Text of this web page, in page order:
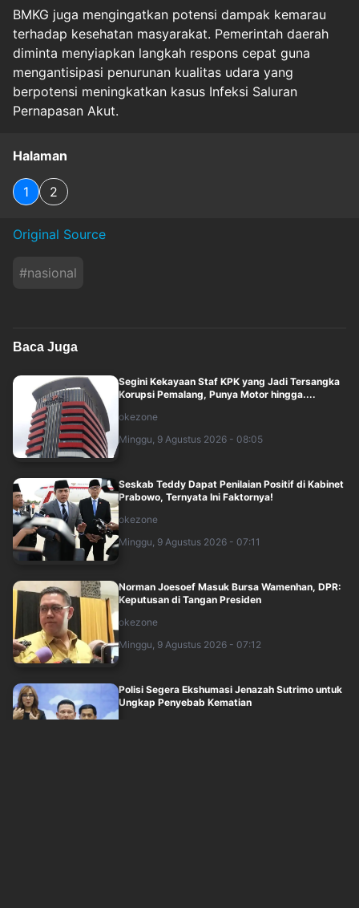
BMKG juga mengingatkan potensi dampak kemarau
terhadap kesehatan masyarakat. Pemerintah daerah
diminta menyiapkan langkah respons cepat guna
mengantisipasi penurunan kualitas udara yang
berpotensi meningkatkan kasus Infeksi Saluran
Pernapasan Akut.
Halaman
1 2
Original Source
#nasional
Baca Juga
Segini Kekayaan Staf KPK yang Jadi Tersangka
Korupsi Pemalang, Punya Motor hingga....
okezone
Minggu, 9 Agustus 2026 - 08:05
Seskab Teddy Dapat Penilaian Positif di Kabinet
Prabowo, Ternyata Ini Faktornya!
okezone
Minggu, 9 Agustus 2026 - 07:11
Norman Joesoef Masuk Bursa Wamenhan, DPR:
Keputusan di Tangan Presiden
okezone
Minggu, 9 Agustus 2026 - 07:12
Polisi Segera Ekshumasi Jenazah Sutrimo untuk
Ungkap Penyebab Kematian